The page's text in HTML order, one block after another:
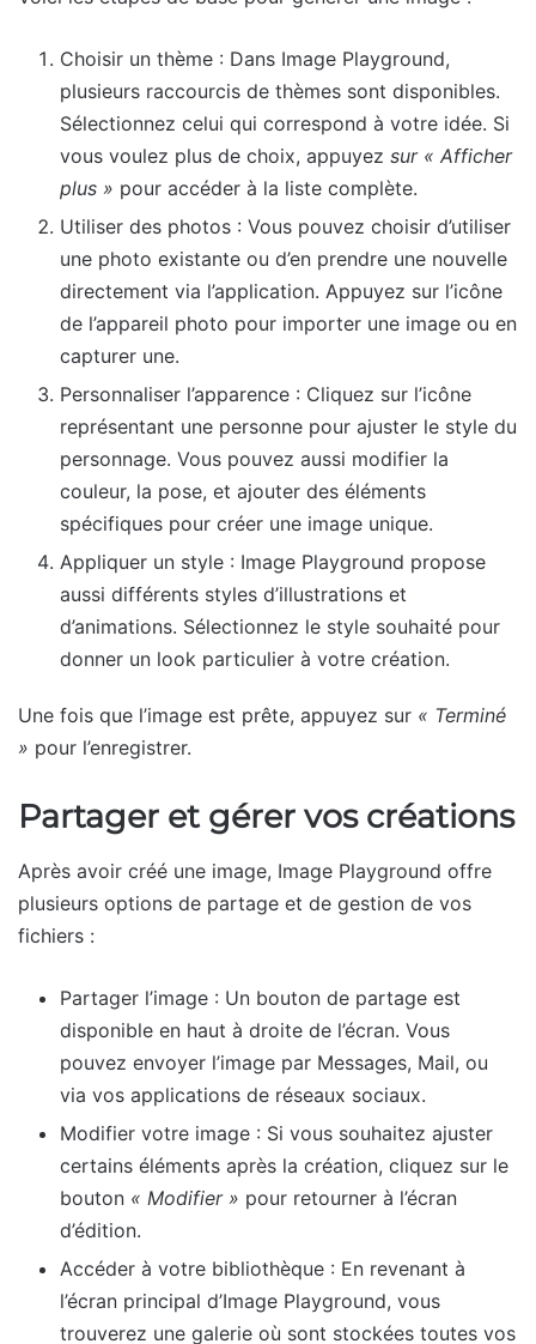
Choisir un thème : Dans Image Playground,
plusieurs raccourcis de thèmes sont disponibles.
Sélectionnez celui qui correspond à votre idée. Si
vous voulez plus de choix, appuyez sur « Afficher
plus » pour accéder à la liste complète.
Utiliser des photos : Vous pouvez choisir d’utiliser
une photo existante ou d’en prendre une nouvelle
directement via l’application. Appuyez sur l’icône
de l’appareil photo pour importer une image ou en
capturer une.
Personnaliser l’apparence : Cliquez sur l’icône
représentant une personne pour ajuster le style du
personnage. Vous pouvez aussi modifier la
couleur, la pose, et ajouter des éléments
spécifiques pour créer une image unique.
Appliquer un style : Image Playground propose
aussi différents styles d’illustrations et
d’animations. Sélectionnez le style souhaité pour
donner un look particulier à votre création.
Une fois que l’image est prête, appuyez sur « Terminé
» pour l’enregistrer.
Partager et gérer vos créations
Après avoir créé une image, Image Playground offre
plusieurs options de partage et de gestion de vos
fichiers :
Partager l’image : Un bouton de partage est
disponible en haut à droite de l’écran. Vous
pouvez envoyer l’image par Messages, Mail, ou
via vos applications de réseaux sociaux.
Modifier votre image : Si vous souhaitez ajuster
certains éléments après la création, cliquez sur le
bouton « Modifier » pour retourner à l’écran
d’édition.
Accéder à votre bibliothèque : En revenant à
l’écran principal d’Image Playground, vous
trouverez une galerie où sont stockées toutes vos